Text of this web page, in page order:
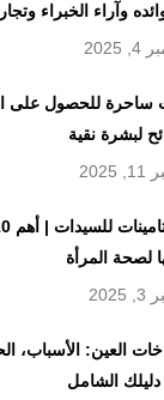
وآراء الخبراء
2025
ساحرة للحصول على
لبشرة نقية
لصحة المرأة
العين: الأسباب،
دليلك الشامل